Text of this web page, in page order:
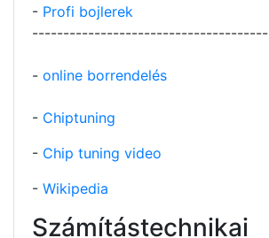
- Profi bojlerek
--------------------------------------
- online borrendelés
- Chiptuning
- Chip tuning video
- Wikipedia
Számítástechnikai